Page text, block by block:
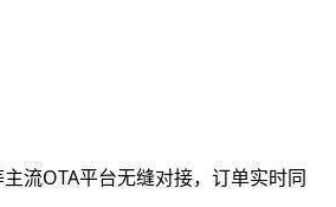
流OTA平台无缝对接，订单实时同